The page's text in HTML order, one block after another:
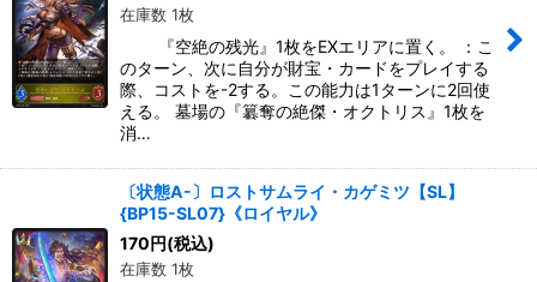
在庫数 1枚
『空絶の残光』1枚をEXエリアに置く。 ：こ
のターン、次に自分が財宝・カードをプレイする
際、コストを-2する。この能力は1ターンに2回使
える。 墓場の『簒奪の絶傑・オクトリス』1枚を
消…
〔状態A-〕ロストサムライ・カゲミツ【SL】
{BP15-SL07}《ロイヤル》
170円(税込)
在庫数 1枚